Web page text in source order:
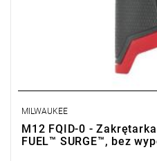
MILWAUKEE
M12 FQID-0 -
FUEL™ SURGE™, bez